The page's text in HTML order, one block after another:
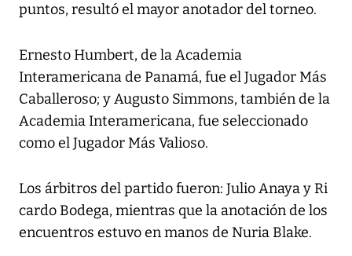
puntos, resultó el mayor anotador del torneo.
Ernesto Humbert, de la Academia
Interamericana de Panamá, fue el Jugador Más
Caballeroso; y Augusto Simmons, también de la
Academia Interamericana, fue seleccionado
como el Jugador Más Valioso.
Los árbitros del partido fueron: Julio Anaya y Ri
cardo Bodega, mientras que la anotación de los
encuentros estuvo en manos de Nuria Blake.